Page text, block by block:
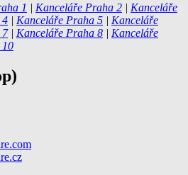
1 | Kanceláře Praha 2 | Kanceláře
4 | Kanceláře Praha 5 | Kanceláře
7| Kanceláře Praha 8 | Kanceláře